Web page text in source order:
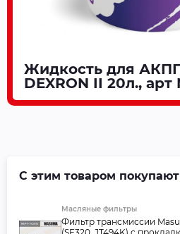
Жидкость для
DEXRON II 20л., арт
С этим товаром покупают
Масляные фильтры
Фильтр трансмиссии